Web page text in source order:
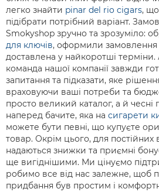
легко знайти pinar del rio cigars,
підібрати потрібний варіант.
Smokyshop зручно та зрозуміло:
для ключів, оформили замовлення
доставлена у найкоротші
команда нашої компанії завжди
запитання та підказати, яке
враховуючи ваші потреби та
просто великий каталог, а й
наперед бачите, яка на сигарети
можете бути певні, що купуєте
товар. Окрім цього, для постійних
надаються знижки та приємні
ще вигіднішими. Ми цінуємо
робимо все від нас залежне, щоб
придбання був простим і